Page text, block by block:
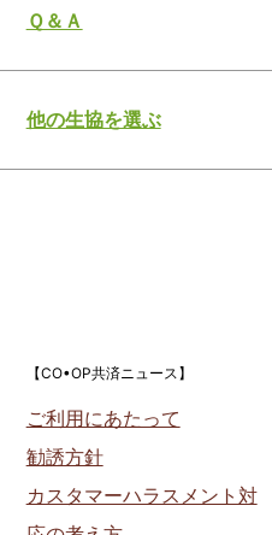
Ｑ＆Ａ
他の生協を選ぶ
【CO•OP共済ニュース】
ご利用にあたって
勧誘方針
カスタマーハラスメント対